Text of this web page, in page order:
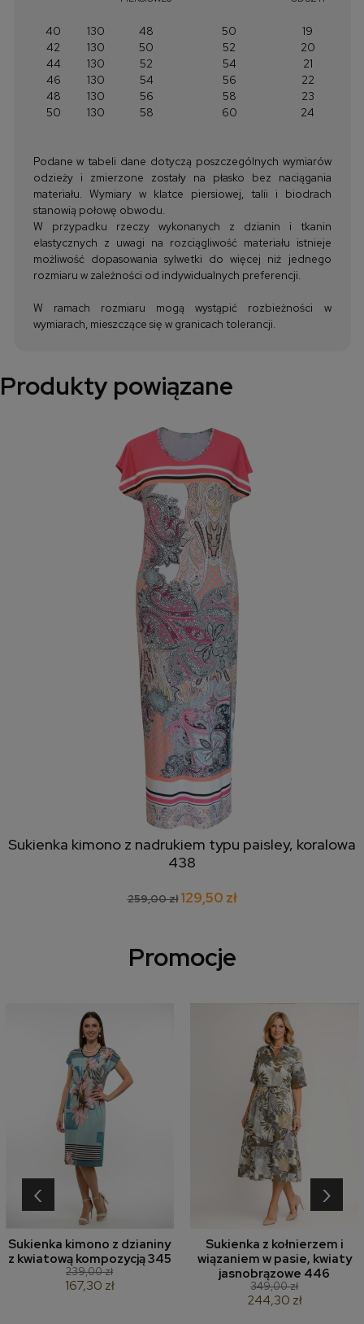
40 130 48 50
19
42
130 50 52
20
44
130 52 54
21
46
130 54 56
22
48
130 56 58
23
50
130 58 60 24
Podane w tabeli dane dotyczą poszczególnych wymiarów
odzieży i zmierzone zostały na płasko bez naciągania
materiału. Wymiary w klatce piersiowej, talii i biodrach
stanowią połowę obwodu.
W przypadku rzeczy wykonanych z dzianin i tkanin
elastycznych z uwagi na rozciągliwość materiału istnieje
możliwość dopasowania sylwetki do więcej niż jednego
rozmiaru w zależności od indywidualnych preferencji.
W ramach rozmiaru mogą wystąpić rozbieżności w
wymiarach, mieszczące się w granicach tolerancji.
Produkty powiązane
Sukienka kimono z nadrukiem typu paisley, koralowa
438
259,00 zł 129,50 zł
Promocje
Sukienka kimono z dzianiny
z kwiatową kompozycją 345
239,00 zł
167,30 zł
Sukienka z kołnierzem i
wiązaniem w pasie, kwiaty
jasnobrązowe 446
349,00 zł
244,30 zł
‹ ›